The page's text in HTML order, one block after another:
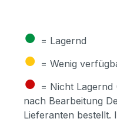
● = Lagernd
● = Wenig
● = Nicht
nach Bearbeitung
Lieferanten bestellt.